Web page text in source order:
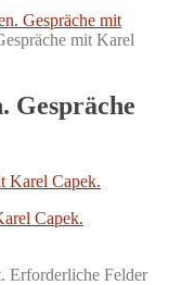
Gespräche mit
mit Karel
Gespräche
Capek.
Erforderliche Felder